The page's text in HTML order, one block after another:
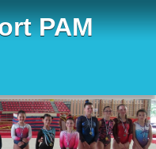
PAM